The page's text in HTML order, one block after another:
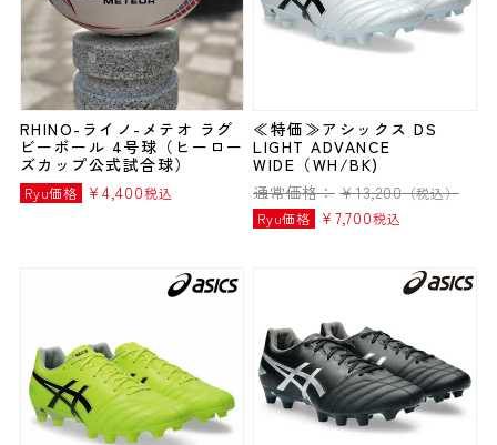
RHINO-ライノ-メテオ ラグ
ビーボール 4号球（ヒーロー
ズカップ公式試合球）
Ryu価格 ¥ 4,400税込
≪特価≫アシックス DS
LIGHT ADVANCE
WIDE（WH/BK)
通常価格： ¥13,200（税込）
Ryu価格
¥ 7,700税込